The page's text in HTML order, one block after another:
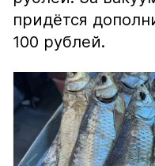
придётся
100 рублей.